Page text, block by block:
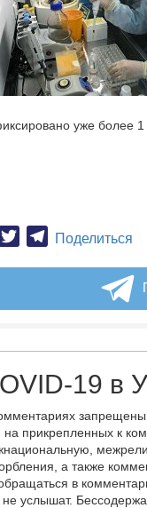
уже более 1
TwitterTelegram
Поделиться
19 в
запрещены
на прикрепленных к
а также
в
не услышат.